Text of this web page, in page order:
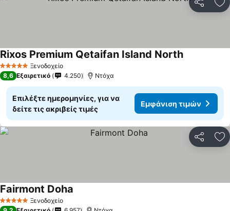
5 Αστέρια Ξενοδοχείο
Rixos Premium Qetaifan Island North
8,6 Εξαιρετικό 4.250 Ντόχα
Επιλέξτε ημερομηνίες, για να
δείτε τις ακριβείς τιμές
Εμφάνιση τιμών
5 Αστέρια Ξενοδοχείο
Fairmont Doha